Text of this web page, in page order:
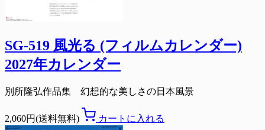
SG-519 風光る (フィルムカレンダー)
2027年カレンダー
別所隆弘作品集 幻想的な美しさの日本風景
2,060円(送料無料) カートに入れる